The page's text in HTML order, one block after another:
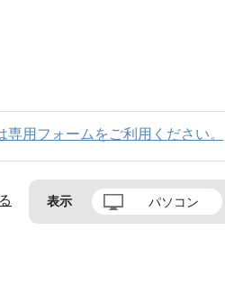
用フォームをご利用ください。
表示 パソコン